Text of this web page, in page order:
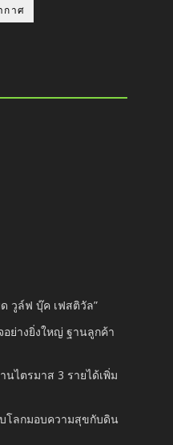
กาศ
วูล์ฟ บุ๊ค เฟสติวัล”
อย่างยิ่งใหญ่ ฐานลูกค้า
นไตรมาส 3 รายได้เพิ่ม
โลกมอบความสุขกับดิน